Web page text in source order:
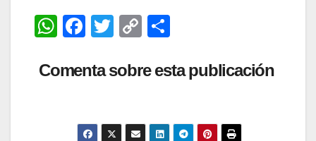
W
at
F
c
b
T
tt
C
p
Li
m
ar
Comenta sobre esta publicación